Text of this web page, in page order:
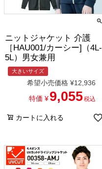
ニットジャケット 介護
［HAU001/カーシー]（4L-
5L）男女兼用
大きいサイズ
希望小売価格 ¥12,936
特価 ¥ 9,055税込
カートに入れる